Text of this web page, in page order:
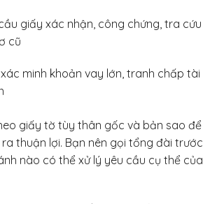
giấy xác nhận, công chứng, tra cứu
cũ
minh khoản vay lớn, tranh chấp tài
giấy tờ tùy thân gốc và bản sao để
ra thuận lợi. Bạn nên gọi tổng đài trước
nào có thể xử lý yêu cầu cụ thể của